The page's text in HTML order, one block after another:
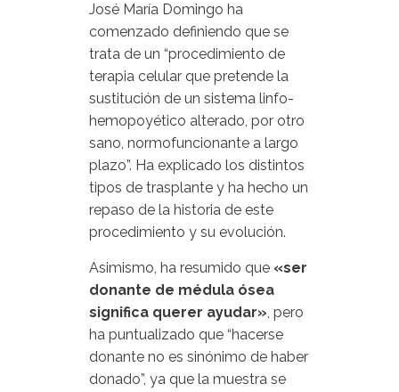
José María Domingo ha
comenzado definiendo que se
trata de un “procedimiento de
terapia celular que pretende la
sustitución de un sistema linfo-
hemopoyético alterado, por otro
sano, normofuncionante a largo
plazo”. Ha explicado los distintos
tipos de trasplante y ha hecho un
repaso de la historia de este
procedimiento y su evolución.
Asimismo, ha resumido que «ser
donante de médula ósea
significa querer ayudar», pero
ha puntualizado que “hacerse
donante no es sinónimo de haber
donado”, ya que la muestra se